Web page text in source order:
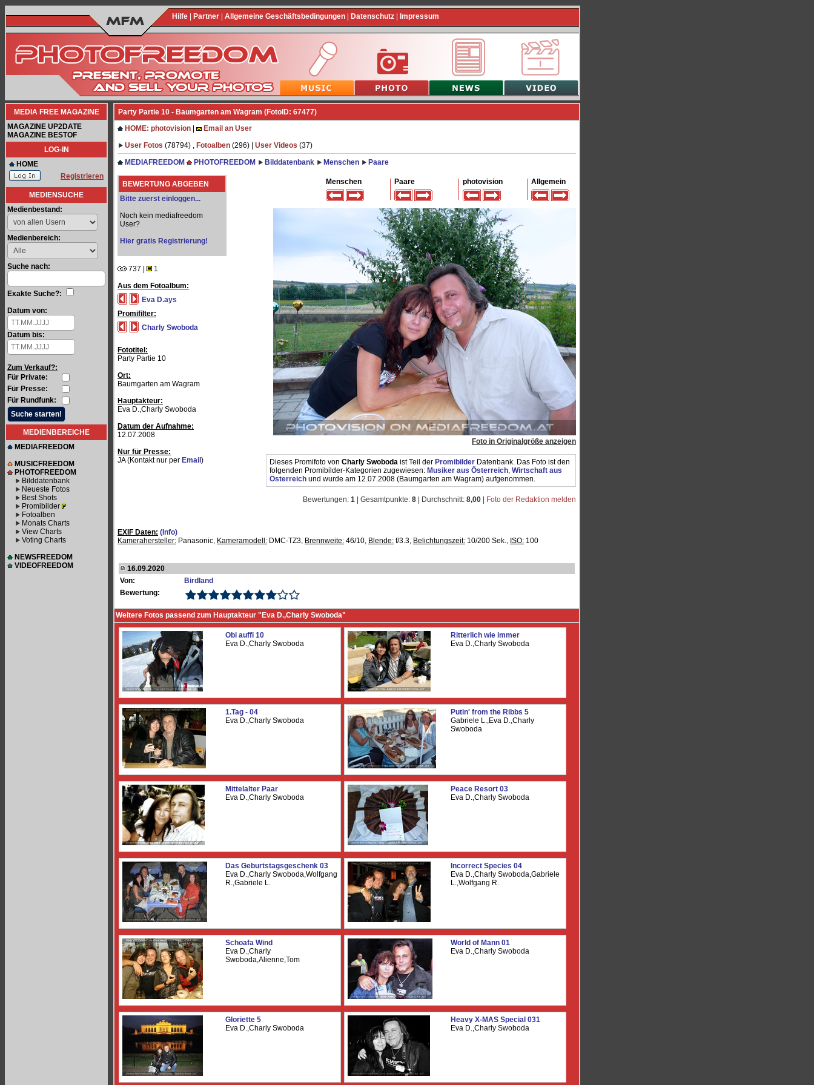
Hilfe Partner Allgemeine Geschäftsbedingungen Datenschutz Impressum
MEDIA FREE MAGAZINE
MAGAZINE UP2DATE
MAGAZINE BESTOF
LOG-IN
HOME
Registrieren
MEDIENSUCHE
Medienbestand:
Medienbereich:
Suche nach:
Exakte Suche?:
Datum von:
Datum bis:
Zum Verkauf?:
Für Private:
Für Presse:
Für Rundfunk:
MEDIENBEREICHE
MEDIAFREEDOM
MUSICFREEDOM
PHOTOFREEDOM
Bilddatenbank
Neueste Fotos
Best Shots
Promibilder
Fotoalben
Monats Charts
View Charts
Voting Charts
NEWSFREEDOM
VIDEOFREEDOM
Party Partie 10 - Baumgarten am Wagram (FotoID: 67477)
HOME: photovision
Email an User
User Fotos (78794) , Fotoalben (296) | User Videos (37)
MEDIAFREEDOM
PHOTOFREEDOM Bilddatenbank Menschen Paare
BEWERTUNG ABGEBEN
Bitte zuerst einloggen...
Noch kein mediafreedom
User?
Hier gratis Registrierung!
737 |
1
Aus dem Fotoalbum:
Eva D.ays
Promifilter:
Charly Swoboda
Fototitel:
Party Partie 10
Ort:
Baumgarten am Wagram
Hauptakteur:
Eva D.,Charly Swoboda
Datum der Aufnahme:
12.07.2008
Nur für Presse:
JA (Kontakt nur per Email )
Menschen Paare photovision Allgemein
Foto in Originalgröße anzeigen
Dieses Promifoto von Charly Swoboda ist Teil der Promibilder Datenbank. Das Foto ist den
folgenden Promibilder-Kategorien zugewiesen: Musiker aus Österreich, Wirtschaft aus
Österreich und wurde am 12.07.2008 (Baumgarten am Wagram) aufgenommen.
Bewertungen: 1 | Gesamtpunkte: 8 | Durchschnitt: 8,00 Foto der Redaktion melden
EXIF Daten: (Info)
Kamerahersteller: Panasonic, Kameramodell: DMC-TZ3, Brennweite: 46/10, Blende: f/3.3, Belichtungszeit: 10/200 Sek., ISO: 100
16.09.2020
Von:
Birdland
Bewertung:
Weitere Fotos passend zum Hauptakteur "Eva D.,Charly Swoboda"
Obi auffi 10
Eva D.,Charly Swoboda
Ritterlich wie immer
Eva D.,Charly Swoboda
1.Tag - 04
Eva D.,Charly Swoboda
Putin' from the Ribbs 5
Gabriele L.,Eva D.,Charly
Swoboda
Mittelalter Paar
Eva D.,Charly Swoboda
Peace Resort 03
Eva D.,Charly Swoboda
Das Geburtstagsgeschenk 03
Eva D.,Charly Swoboda,Wolfgang
R.,Gabriele L.
Incorrect Species 04
Eva D.,Charly Swoboda,Gabriele
L.,Wolfgang R.
Schoafa Wind
Eva D.,Charly
Swoboda,Alienne,Tom
World of Mann 01
Eva D.,Charly Swoboda
Gloriette 5
Eva D.,Charly Swoboda
Heavy X-MAS Special 031
Eva D.,Charly Swoboda